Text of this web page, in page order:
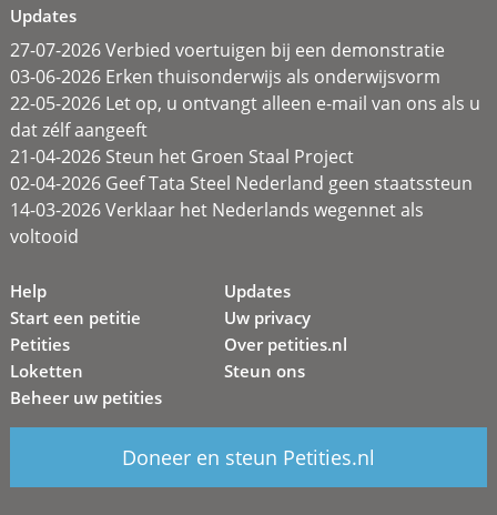
Updates
27-07-2026 Verbied voertuigen bij een demonstratie
03-06-2026 Erken thuisonderwijs als onderwijsvorm
22-05-2026 Let op, u ontvangt alleen e-mail van ons als u
dat zélf aangeeft
21-04-2026 Steun het Groen Staal Project
02-04-2026 Geef Tata Steel Nederland geen staatssteun
14-03-2026 Verklaar het Nederlands wegennet als
voltooid
Help
Start een petitie
Petities
Loketten
Beheer uw petities
Updates
Uw privacy
Over petities.nl
Steun ons
Doneer en steun Petities.nl